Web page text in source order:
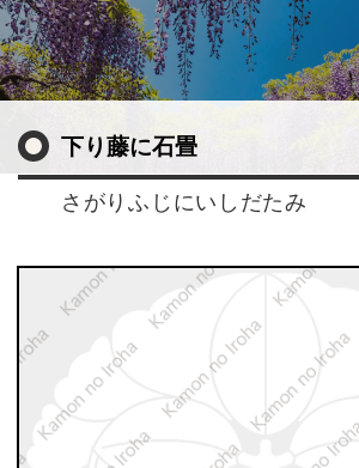
下り藤に石畳
さがりふじにいしだたみ